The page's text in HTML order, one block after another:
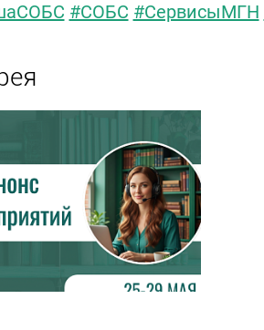
#СОБС #СервисыМГН